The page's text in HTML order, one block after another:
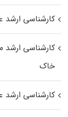
کارشناسی ارشد
کارشناسی ارشد
خاک
کارشناسی